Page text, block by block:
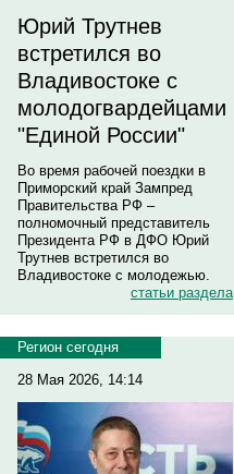
Юрий Трутнев
встретился во
Владивостоке с
молодогвардейцами
"Единой России"
Во время рабочей поездки в
Приморский край Зампред
Правительства РФ –
полномочный представитель
Президента РФ в ДФО Юрий
Трутнев встретился во
Владивостоке с молодежью.
статьи раздела
Регион сегодня
28 Мая 2026, 14:14